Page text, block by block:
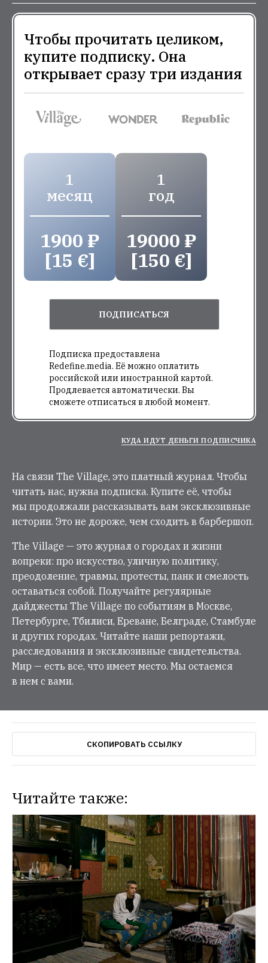
Чтобы прочитать целиком,
купите подписку. Она
открывает сразу три издания
1
месяц
1900 ₽
[15 €]
1
год
19000 ₽
[150 €]
ПОДПИСАТЬСЯ
Подписка предоставлена
Redefine.media. Её можно оплатить
российской или иностранной картой.
Продлевается автоматически. Вы
сможете отписаться в любой момент.
КУДА ИДУТ ДЕНЬГИ ПОДПИСЧИКА
На связи The Village, это платный журнал. Чтобы
читать нас, нужна подписка. Купите её, чтобы
мы продолжали рассказывать вам эксклюзивные
истории. Это не дороже, чем сходить в барбершоп.
The Village — это журнал о городах и жизни
вопреки: про искусство, уличную политику,
преодоление, травмы, протесты, панк и смелость
оставаться собой. Получайте регулярные
дайджесты The Village по событиям в Москве,
Петербурге, Тбилиси, Ереване, Белграде, Стамбуле
и других городах. Читайте наши репортажи,
расследования и эксклюзивные свидетельства.
Мир — есть все, что имеет место. Мы остаемся
в нем с вами.
СКОПИРОВАТЬ ССЫЛКУ
Читайте также: